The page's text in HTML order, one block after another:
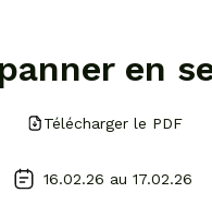
en
Télécharger le PDF
16.02.26 au 17.02.26